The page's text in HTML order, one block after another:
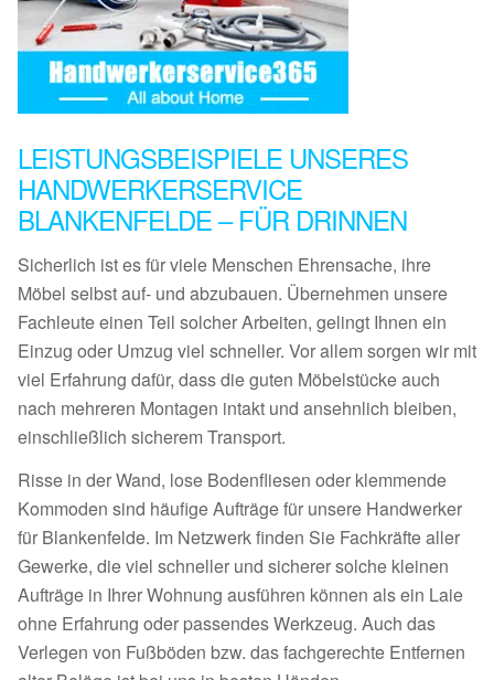
LEISTUNGSBEISPIELE UNSERES
HANDWERKERSERVICE
BLANKENFELDE – FÜR DRINNEN
Sicherlich ist es für viele Menschen Ehrensache, ihre
Möbel selbst auf- und abzubauen. Übernehmen unsere
Fachleute einen Teil solcher Arbeiten, gelingt Ihnen ein
Einzug oder Umzug viel schneller. Vor allem sorgen wir mit
viel Erfahrung dafür, dass die guten Möbelstücke auch
nach mehreren Montagen intakt und ansehnlich bleiben,
einschließlich sicherem Transport.
Risse in der Wand, lose Bodenfliesen oder klemmende
Kommoden sind häufige Aufträge für unsere Handwerker
für Blankenfelde. Im Netzwerk finden Sie Fachkräfte aller
Gewerke, die viel schneller und sicherer solche kleinen
Aufträge in Ihrer Wohnung ausführen können als ein Laie
ohne Erfahrung oder passendes Werkzeug. Auch das
Verlegen von Fußböden bzw. das fachgerechte Entfernen